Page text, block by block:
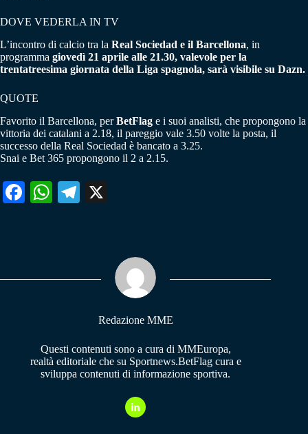
DOVE VEDERLA IN TV
L’incontro di calcio tra la Real Sociedad e il Barcellona, in
programma giovedì 21 aprile alle 21.30, valevole per la
trentatreesima giornata della Liga spagnola, sarà visibile su Dazn.
QUOTE
Favorito il Barcellona, perBetFlag e i suoi analisti, che propongono la
vittoria dei catalani a 2.18, il pareggio vale 3.50 volte la posta, il
successo della Real Sociedad è bancato a 3.25.
Snai e Bet 365 propongono il 2 a 2.15.
Fa W
pp
Te
m
Redazione MME
Questi contenuti sono a cura di MMEuropa,
realtà editoriale che su Sportnews.BetFlag cura e
sviluppa contenuti di informazione sportiva.